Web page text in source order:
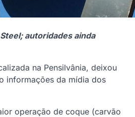
autoridades ainda
na Pensilvânia, deixou
informações da mídia dos
operação de coque (carvão